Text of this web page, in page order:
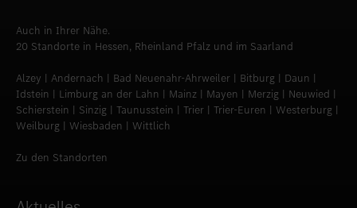
Auch in Ihrer Nähe.
20 Standorte in Hessen, Rheinland Pfalz und im Saarland
Alzey | Andernach | Bad Neuenahr-Ahrweiler | Bitburg | Daun |
Idstein | Limburg an der Lahn | Mainz | Mayen | Merzig | Neuwied |
Schierstein | Sinzig | Taunusstein | Trier | Trier-Euren | Westerburg |
Weilburg | Wiesbaden | Wittlich
Zu den Standorten